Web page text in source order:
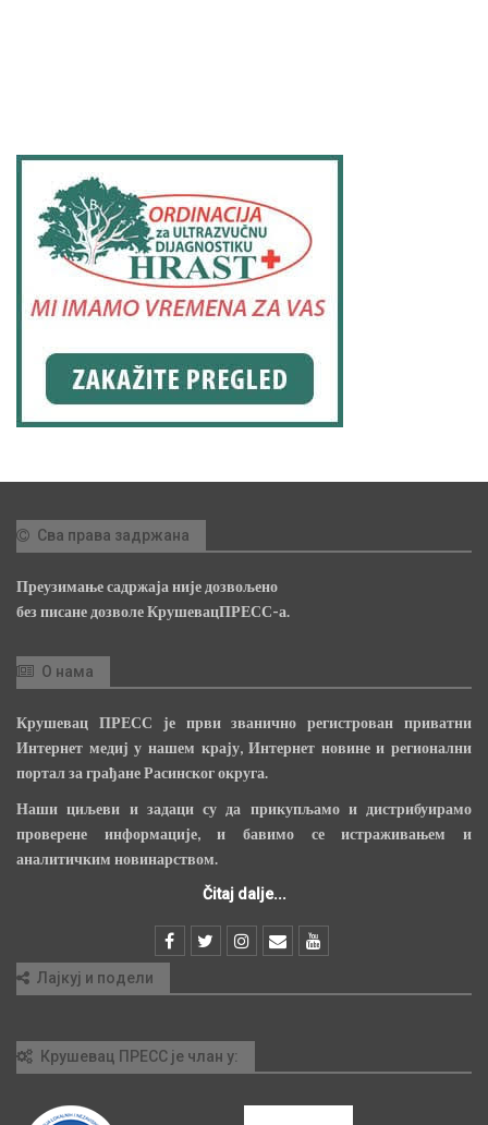
Сва права задржана
Преузимање садржаја није дозвољено
без писане дозволе КрушевацПРЕСС-а.
О нама
Крушевац ПРЕСС је први званично регистрован приватни
Интернет медиј у нашем крају, Интернет новине и регионални
портал за грађане Расинског округа.
Наши циљеви и задаци су да прикупљамо и дистрибуирамо
проверене информације, и бавимо се истраживањем и
аналитичким новинарством.
Čitaj dalje...
Лајкуј и подели
Крушевац ПРЕСС је члан у: